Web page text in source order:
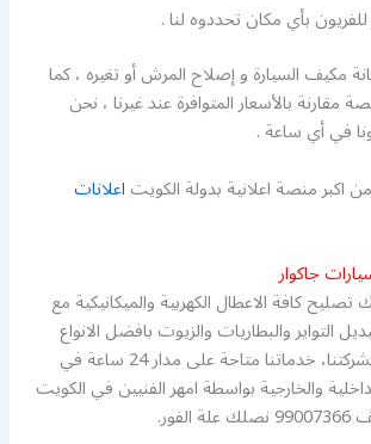
للفريون بأي مكان تحددوه لنا .
مكيف السيارة و إصلاح المرش أو تغيره ، كما
مقارنة بالأسعار المتوافرة عند غيرنا ، نحن
في أي ساعة .
اكبر منصة اعلانية بدولة الكويتاعلانات
جاكوار
كافة الاعطال الكهربية والميكانيكية مع
التواير والبطاريات والزيوت بافضل الانواع
المستوردة خصيصا لشركتنا، خدماتنا متاحة على مدار 24 ساعة في
والخارجية بواسطة امهر الفنيين في الكويت